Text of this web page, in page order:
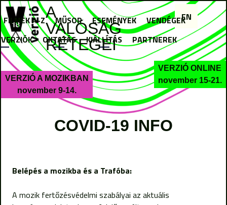
Jump to navigation
A
VALÓSÁG
RÉTEGEI
VERZIÓ A MOZIKBAN
november 9-14.
VERZIÓ ONLINE
november 15-21.
COVID-19 INFO
Belépés a mozikba és a Trafóba:
A mozik fertőzésvédelmi szabályai az aktuális
FILMEK A-Z MŰSOR ESEMÉNYEK
VENDÉGEK
OKTATÁS KIÁLLÍTÁS PARTNEREK
EN